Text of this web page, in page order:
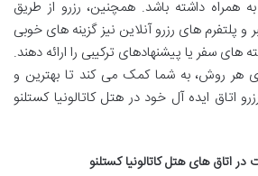
داشته باشد. همچنین، رزرو از طریق
پلتفرم های رزرو آنلاین نیز گزینه های خوبی
سفر یا پیشنهادهای ترکیبی را ارائه دهند.
هر روش، به شما کمک می کند تا بهترین و
اتاق ایده آل خود در هتل کاتالونیا کستلنو
اتاق های هتل کاتالونیا کستلنو